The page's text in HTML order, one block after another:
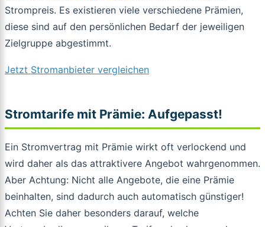
Strompreis. Es existieren viele verschiedene Prämien,
diese sind auf den persönlichen Bedarf der jeweiligen
Zielgruppe abgestimmt.
Jetzt Stromanbieter vergleichen
Stromtarife mit Prämie: Aufgepasst!
Ein Stromvertrag mit Prämie wirkt oft verlockend und
wird daher als das attraktivere Angebot wahrgenommen.
Aber Achtung: Nicht alle Angebote, die eine Prämie
beinhalten, sind dadurch auch automatisch günstiger!
Achten Sie daher besonders darauf, welche